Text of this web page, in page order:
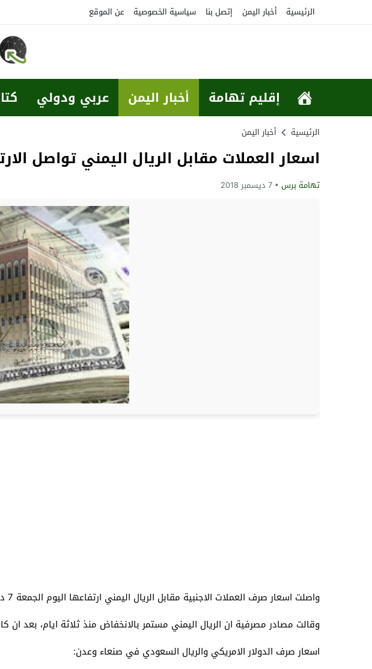
الرئيسية أخبار اليمن إتصل بنا سياسية الخصوصية عن الموقع
إقليم تهامة أخبار اليمن عربي ودولي
الرئيسية أخبار اليمن
اسعار العملات مقابل الريال اليمني تواصل الارتفاع
تهامة برس 7 ديسمبر 2018
واصلت اسعار صرف العملات الاجنبية مقابل الريال اليمني ارتفاعها اليوم الجمعة 7 ديسمبر 2018، في صنعاء والعاصمة المؤقتة عدن.
وقالت مصادر مصرفية ان الريال اليمني مستمر بالانخفاض منذ ثلاثة ايام، بعد
اسعار صرف الدولار الامريكي والريال السعودي في صنعاء وعدن: